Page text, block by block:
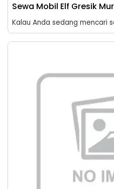
Sewa Mobil Elf Gresik
Kalau Anda sedang mencari